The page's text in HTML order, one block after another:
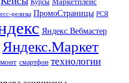
Курсы
релизы ПромоСтраницы РСЯ
Яндекс.Вебмастер
Яндекс.Маркет
смартфон технологии